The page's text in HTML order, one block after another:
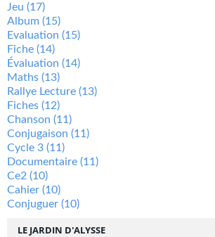
LE JARDIN D'ALYSSE
Jeu (17)
Album (15)
Evaluation (15)
Fiche (14)
Évaluation (14)
Maths (13)
Rallye Lecture (13)
Fiches (12)
Chanson (11)
Conjugaison (11)
Cycle 3 (11)
Documentaire (11)
Ce2 (10)
Cahier (10)
Conjuguer (10)